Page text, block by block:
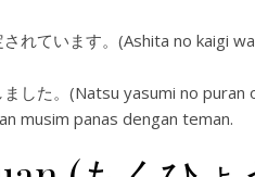
れています。(Ashita no kaigi
した。(Natsu yasumi no
musim panas dengan teman.